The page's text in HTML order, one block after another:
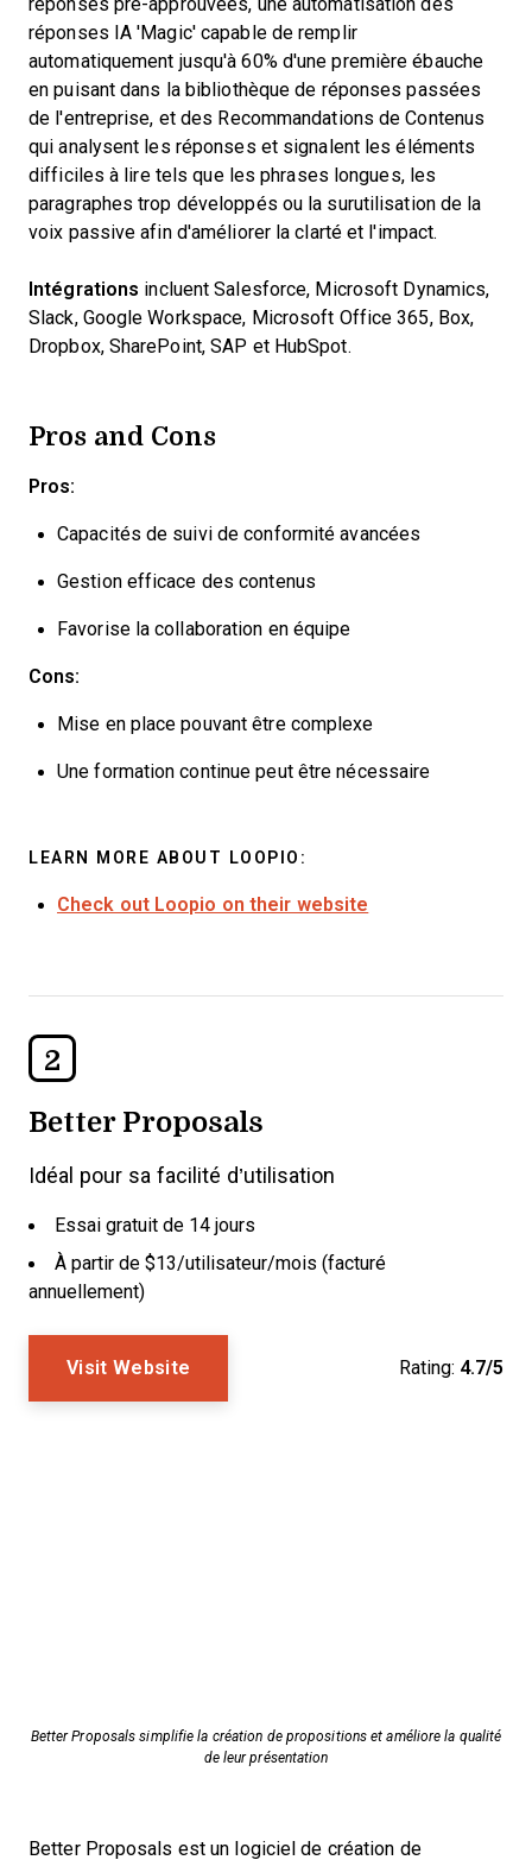
réponses pré-approuvées, une automatisation des
réponses IA 'Magic' capable de remplir
automatiquement jusqu'à 60% d'une première ébauche
en puisant dans la bibliothèque de réponses passées
de l'entreprise, et des Recommandations de Contenus
qui analysent les réponses et signalent les éléments
difficiles à lire tels que les phrases longues, les
paragraphes trop développés ou la surutilisation de la
voix passive afin d'améliorer la clarté et l'impact.
Intégrations incluent Salesforce, Microsoft Dynamics,
Slack, Google Workspace, Microsoft Office 365, Box,
Dropbox, SharePoint, SAP et HubSpot.
Pros and Cons
Pros:
Capacités de suivi de conformité avancées
Gestion efficace des contenus
Favorise la collaboration en équipe
Cons:
Mise en place pouvant être complexe
Une formation continue peut être nécessaire
LEARN MORE ABOUT LOOPIO:
Check out Loopio on their website
2
Better Proposals
Idéal pour sa facilité d’utilisation
Essai gratuit de 14 jours
À partir de $13/utilisateur/mois (facturé
annuellement)
Visit Website Rating: 4.7/5
Better Proposals simplifie la création de propositions et améliore la qualité
de leur présentation
Better Proposals est un logiciel de création de